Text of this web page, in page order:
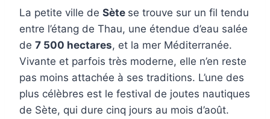
La petite ville de Sète se trouve sur un fil tendu
entre l’étang de Thau, une étendue d’eau salée
de 7 500 hectares, et la mer Méditerranée.
Vivante et parfois très moderne, elle n’en reste
pas moins attachée à ses traditions. L’une des
plus célèbres est le festival de joutes nautiques
de Sète, qui dure cinq jours au mois d’août.